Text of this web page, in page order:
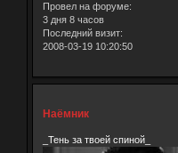
Провел на форуме:
3 дня 8 часов
Последний визит:
2008-03-19 10:20:50
Наёмник
_Тень за твоей спиной_